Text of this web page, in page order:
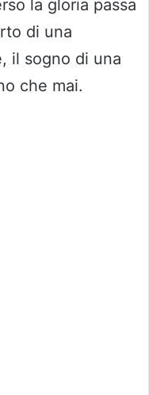
la gloria passa
di una
il sogno di una
che mai.